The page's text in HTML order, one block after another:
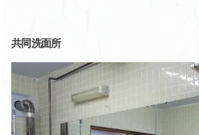
共同洗面所